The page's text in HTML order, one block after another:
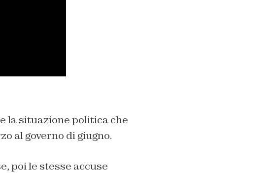
la situazione politica che
al governo di giugno.
poi le stesse accuse